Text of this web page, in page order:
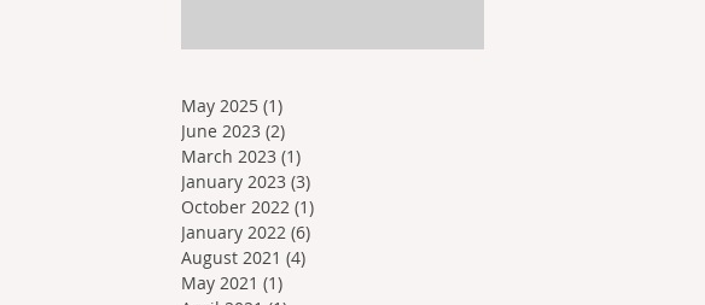
May 2025 (1)
June 2023 (2)
March 2023 (1)
January 2023 (3)
October 2022 (1)
January 2022 (6)
August 2021 (4)
May 2021 (1)